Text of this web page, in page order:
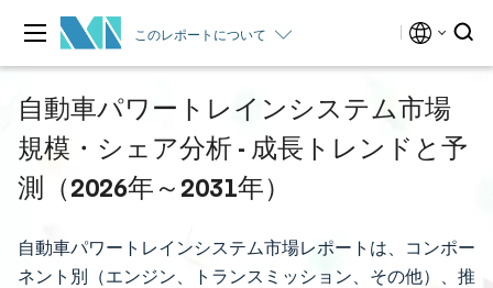
このレポートについて
自動車パワートレインシステム市場
規模・シェア分析 - 成長トレンドと予
測（2026年～2031年）
自動車パワートレインシステム市場レポートは、コンポー
ネント別（エンジン、トランスミッション、その他）、推